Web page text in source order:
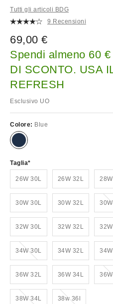
Tutti gli articoli BDG
9 Recensioni
69,00 €
Spendi almeno 60
DI SCONTO. USA
REFRESH
Esclusivo UO
Colore: Blue
Taglia
26W 30L 26W 32L
30W 30L 30W 32L
32W 30L 32W 32L
34W 30L
Esaurito! 34W 32L
36W 32L 36W 34L
38W 34L
Esaurito! 38w 36lEsaurito!